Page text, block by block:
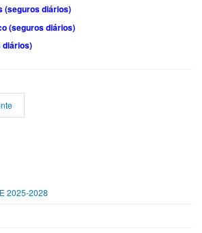
(seguros diários)
(seguros diários)
diários)
2025-2028